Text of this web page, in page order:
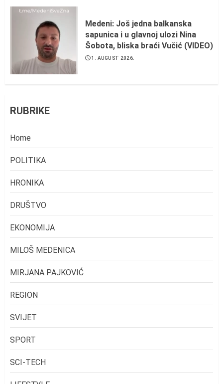
Medeni: Još jedna balkanska
sapunica i u glavnoj ulozi Nina
Šobota, bliska braći Vučić (VIDEO)
1. AUGUST 2026.
RUBRIKE
Home
POLITIKA
HRONIKA
DRUŠTVO
EKONOMIJA
MILOŠ MEDENICA
MIRJANA PAJKOVIĆ
REGION
SVIJET
SPORT
SCI-TECH